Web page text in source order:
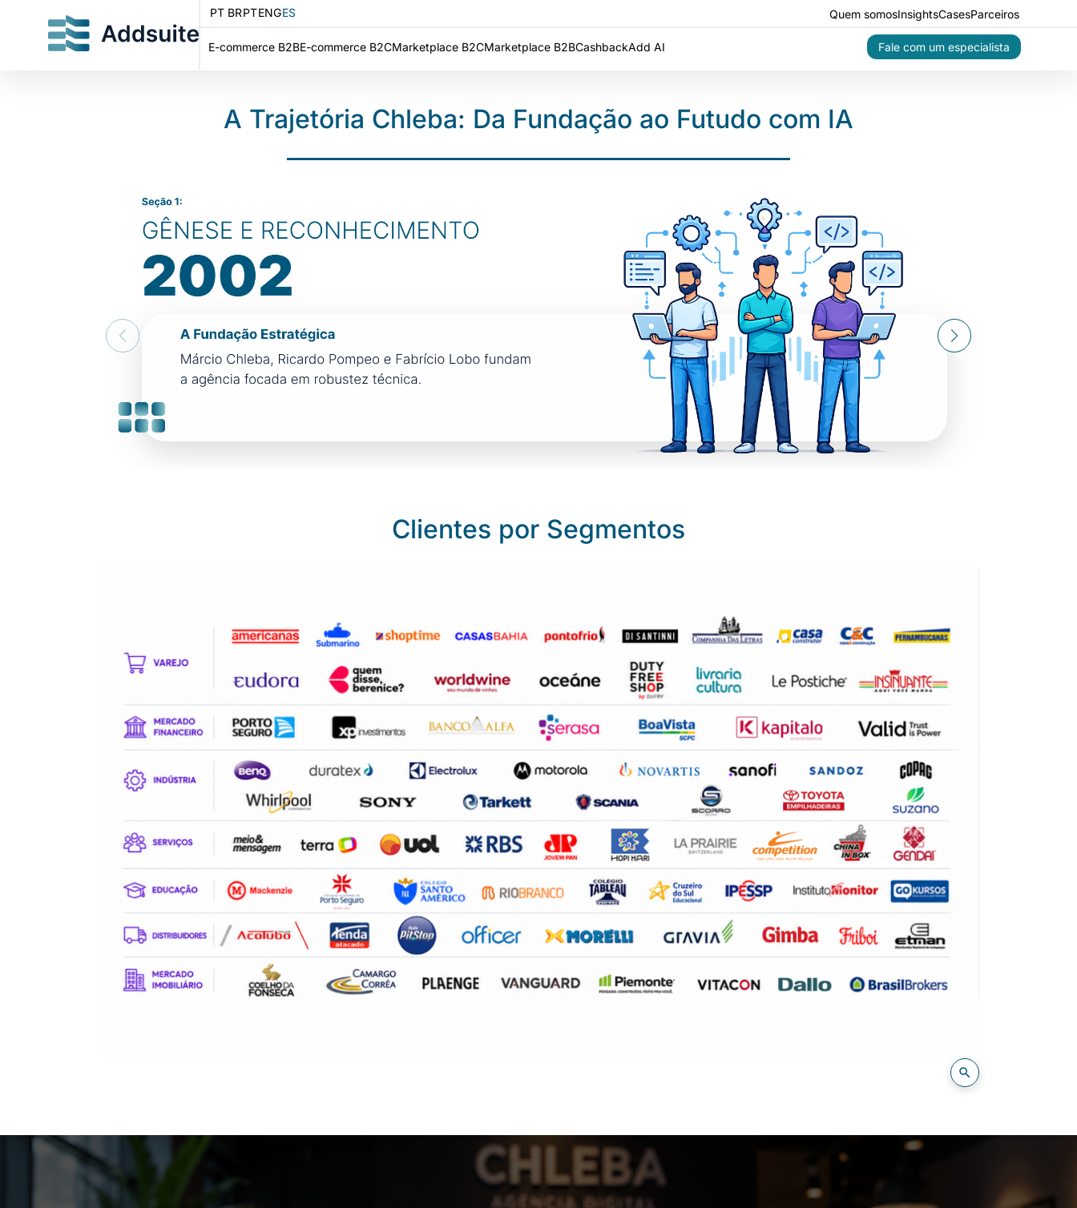
PT BRPTENGES Quem somosInsightsCasesParceiros
E-commerce B2BE-commerce B2CMarketplace B2CMarketplace B2BCashbackAdd AI Fale com um especialista
A Trajetória Chleba: Da Fundação ao Futudo com IA
Clientes por Segmentos